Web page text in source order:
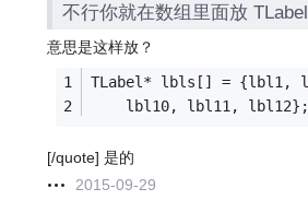
不行你就在数组里面放
意思是这样放？
TLabel* lbls[] =
    lbl10, lbl11, lbl12};
[/quote] 是的
2015-09-29